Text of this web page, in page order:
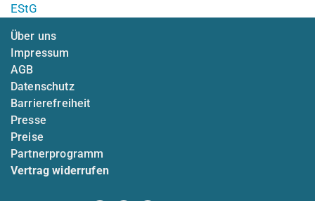
EStG
Über uns
Impressum
AGB
Datenschutz
Barrierefreiheit
Presse
Preise
Partnerprogramm
Vertrag widerrufen